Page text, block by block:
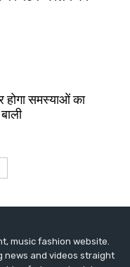
music fashion website.
news and videos straight